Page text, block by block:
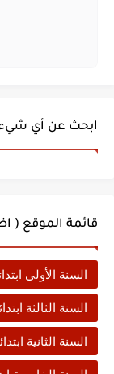
ابحث عن أي شيء
قائمة الموقع (
السنة الأولى
السنة الثالثة
السنة الثانية